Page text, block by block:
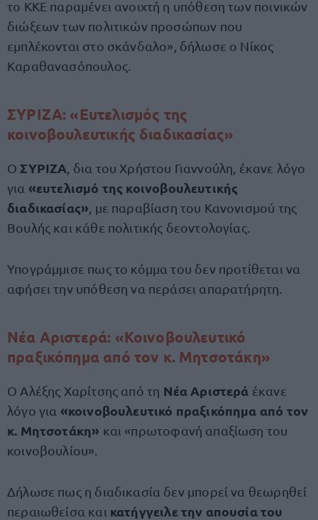
το ΚΚΕ παραμένει ανοιχτή η υπόθεση των ποινικών
διώξεων των πολιτικών προσώπων που
εμπλέκονται στο σκάνδαλο», δήλωσε ο Νίκος
Καραθανασόπουλος.
ΣΥΡΙΖΑ: «Ευτελισμός της
κοινοβουλευτικής διαδικασίας»
Ο ΣΥΡΙΖΑ , δια του Χρήστου Γιαννούλη, έκανε λόγο
για «ευτελισμό της κοινοβουλευτικής
διαδικασίας» , με παραβίαση του Κανονισμού της
Βουλής και κάθε πολιτικής δεοντολογίας.
Υπογράμμισε πως το κόμμα του δεν προτίθεται να
αφήσει την υπόθεση να περάσει απαρατήρητη.
Νέα Αριστερά: «Κοινοβουλευτικό
πραξικόπημα από τον κ. Μητσοτάκη»
Ο Αλέξης Χαρίτσης από τη Νέα Αριστερά έκανε
λόγο για «κοινοβουλευτικό πραξικόπημα από τον
κ. Μητσοτάκη» και «πρωτοφανή απαξίωση του
κοινοβουλίου».
Δήλωσε πως η διαδικασία δεν μπορεί να θεωρηθεί
περαιωθείσα και κατήγγειλε την απουσία του